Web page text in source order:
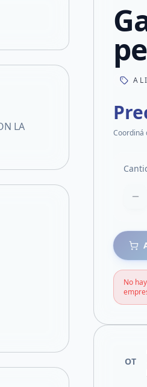
Compartir en Facebook
LA
Coordiná
No
OT